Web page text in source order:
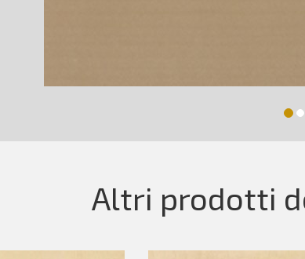
Altri prodotti